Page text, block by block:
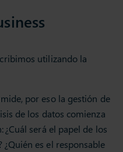
utilizando la
por eso la gestión de
de los datos comienza
será el papel de los
¿Quién es el responsable